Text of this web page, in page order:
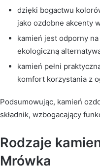
dzięki bogactwu
jako ozdobne akcenty
kamień jest odporny
ekologiczną
kamień pełni
komfort korzystania z
Podsumowując, kamień
składnik, wzbogacający
Rodzaje
Mrówka